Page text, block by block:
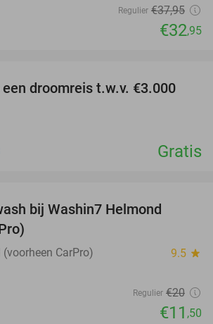
Regulier €37,95
€32,95
droomreis t.w.v. €3.000
Gratis
bij Washin7 Helmond
CarPro) 9.5 star
Regulier €20
€11 ,50